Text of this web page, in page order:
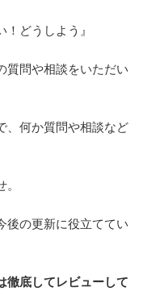
！どうしよう』
質問や相談をいただい
、何か質問や相談など
後の更新に役立ててい
底してレビューして